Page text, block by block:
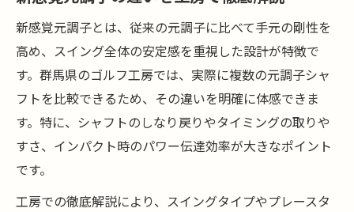
新感覚元調子とは、従来の元調子に比べて手元の剛性を
高め、スイング全体の安定感を重視した設計が特徴で
す。群馬県のゴルフ工房では、実際に複数の元調子シャ
フトを比較できるため、その違いを明確に体感できま
す。特に、シャフトのしなり戻りやタイミングの取りや
すさ、インパクト時のパワー伝達効率が大きなポイント
です。
工房での徹底解説により、スイングタイプやプレースタ